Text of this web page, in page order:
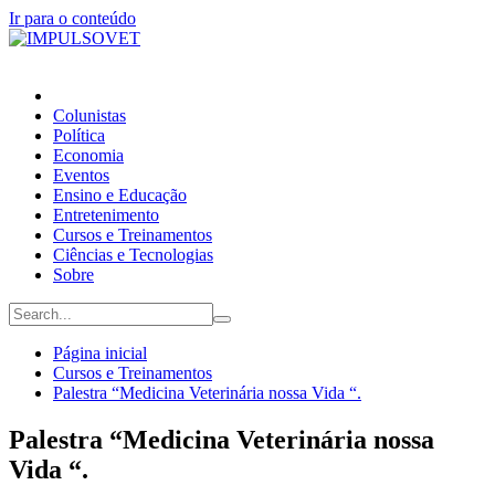
Ir para o conteúdo
Colunistas
Política
Economia
Eventos
Ensino e Educação
Entretenimento
Cursos e Treinamentos
Ciências e Tecnologias
Sobre
Página inicial
Cursos e Treinamentos
Palestra “Medicina Veterinária nossa Vida “.
Palestra “Medicina Veterinária nossa
Vida “.